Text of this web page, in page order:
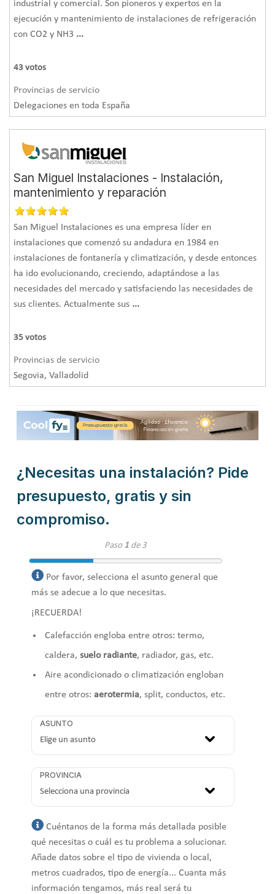
industrial y comercial. Son pioneros y expertos en la
ejecución y mantenimiento de instalaciones de refrigeración
con CO2 y NH3 ...
43 votos
Provincias de servicio
Delegaciones en toda España
San Miguel Instalaciones - Instalación,
mantenimiento y reparación
San Miguel Instalaciones es una empresa líder en
instalaciones que comenzó su andadura en 1984 en
instalaciones de fontanería y climatización, y desde entonces
ha ido evolucionando, creciendo, adaptándose a las
necesidades del mercado y satisfaciendo las necesidades de
sus clientes. Actualmente sus ...
35 votos
Provincias de servicio
Segovia, Valladolid
¿Necesitas una instalación? Pide
presupuesto, gratis y sin
compromiso.
Paso 1de 3
Por favor, selecciona el asunto general que
más se adecue a lo que necesitas.
¡RECUERDA!
Calefacción engloba entre otros: termo,
caldera, suelo radiante, radiador, gas, etc.
Aire acondicionado o climatización engloban
entre otros: aerotermia, split, conductos, etc.
ASUNTO
PROVINCIA
Cuéntanos de la forma más detallada posible
qué necesitas o cuál es tu problema a solucionar.
Añade datos sobre el tipo de vivienda o local,
metros cuadrados, tipo de energía... Cuanta más
información tengamos, más real será tu